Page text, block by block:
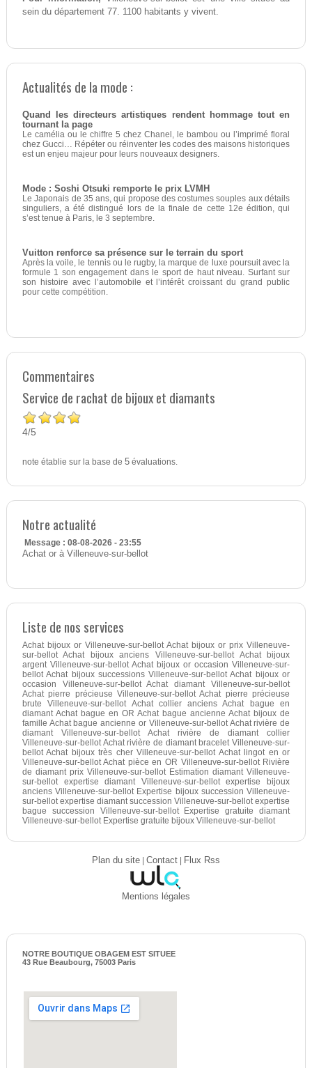
sein du département 77. 1100 habitants y vivent.
Actualités de la mode :
Quand les directeurs artistiques rendent hommage tout en
tournant la page
Le camélia ou le chiffre 5 chez Chanel, le bambou ou l’imprimé floral
chez Gucci… Répéter ou réinventer les codes des maisons historiques
est un enjeu majeur pour leurs nouveaux designers.
Mode : Soshi Otsuki remporte le prix LVMH
Le Japonais de 35 ans, qui propose des costumes souples aux détails
singuliers, a été distingué lors de la finale de cette 12e édition, qui
s’est tenue à Paris, le 3 septembre.
Vuitton renforce sa présence sur le terrain du sport
Après la voile, le tennis ou le rugby, la marque de luxe poursuit avec la
formule 1 son engagement dans le sport de haut niveau. Surfant sur
son histoire avec l’automobile et l’intérêt croissant du grand public
pour cette compétition.
Commentaires
Service de rachat de bijoux et diamants
4/5
note établie sur la base de 5évaluations.
Notre actualité
Message : 08-08-2026 - 23:55
Achat or à Villeneuve-sur-bellot
Liste de nos services
Achat bijoux or Villeneuve-sur-bellot Achat bijoux or prix Villeneuve-
sur-bellot Achat bijoux anciens Villeneuve-sur-bellot Achat bijoux
argent Villeneuve-sur-bellot Achat bijoux or occasion Villeneuve-sur-
bellot Achat bijoux successions Villeneuve-sur-bellot Achat bijoux or
occasion Villeneuve-sur-bellot Achat diamant Villeneuve-sur-bellot
Achat pierre précieuse Villeneuve-sur-bellot Achat pierre précieuse
brute Villeneuve-sur-bellot Achat collier anciens Achat bague en
diamant Achat bague en OR Achat bague ancienne Achat bijoux de
famille Achat bague ancienne or Villeneuve-sur-bellot Achat rivière de
diamant Villeneuve-sur-bellot Achat rivière de diamant collier
Villeneuve-sur-bellot Achat rivière de diamant bracelet Villeneuve-sur-
bellot Achat bijoux très cher Villeneuve-sur-bellot Achat lingot en or
Villeneuve-sur-bellot Achat pièce en OR Villeneuve-sur-bellot Rivière
de diamant prix Villeneuve-sur-bellot Estimation diamant Villeneuve-
sur-bellot expertise diamant Villeneuve-sur-bellot expertise bijoux
anciens Villeneuve-sur-bellot Expertise bijoux succession Villeneuve-
sur-bellot expertise diamant succession Villeneuve-sur-bellot expertise
bague succession Villeneuve-sur-bellot Expertise gratuite diamant
Villeneuve-sur-bellot Expertise gratuite bijoux Villeneuve-sur-bellot
Plan du site| Contact| Flux Rss
Mentions légales
NOTRE BOUTIQUE OBAGEM EST SITUEE
43 Rue Beaubourg, 75003 Paris